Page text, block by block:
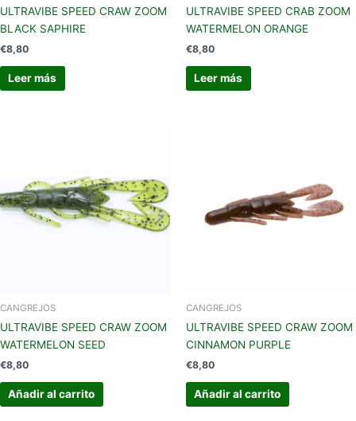
ULTRAVIBE SPEED CRAW ZOOM
BLACK SAPHIRE
€8,80
Leer más
ULTRAVIBE SPEED CRAB ZOOM
WATERMELON ORANGE
€8,80
Leer más
CANGREJOS
ULTRAVIBE SPEED CRAW ZOOM
WATERMELON SEED
€8,80
Añadir al carrito
CANGREJOS
ULTRAVIBE SPEED CRAW ZOOM
CINNAMON PURPLE
€8,80
Añadir al carrito